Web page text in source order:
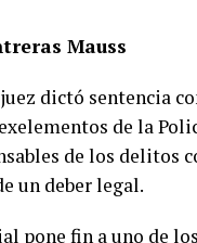
a los
la temporada de
la región.
se vio afectada
Mauss
dictó sentencia
de la
de los delitos
un deber legal.
pone fin a uno de